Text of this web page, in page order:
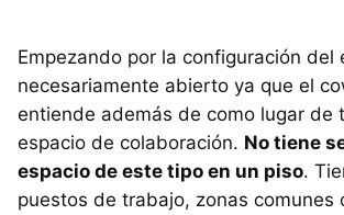
Empezando por la configuración del
necesariamente abierto ya que el
entiende además de como lugar de
espacio de colaboración. No tiene
espacio de este tipo en un piso.
puestos de trabajo, zonas comunes